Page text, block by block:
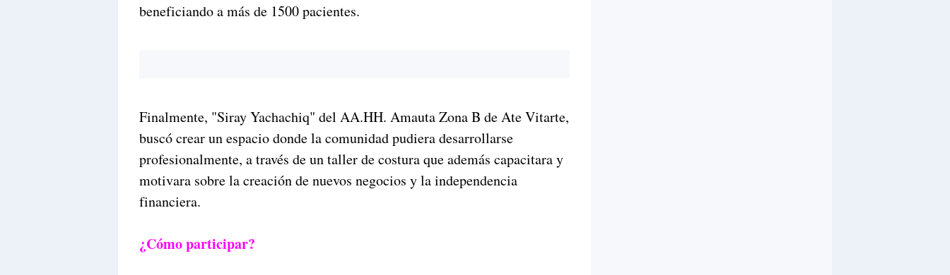
beneficiando a más de 1500 pacientes.
Finalmente, "Siray Yachachiq" del AA.HH. Amauta Zona B de Ate Vitarte,
buscó crear un espacio donde la comunidad pudiera desarrollarse
profesionalmente, a través de un taller de costura que además capacitara y
motivara sobre la creación de nuevos negocios y la independencia
financiera.
¿Cómo participar?